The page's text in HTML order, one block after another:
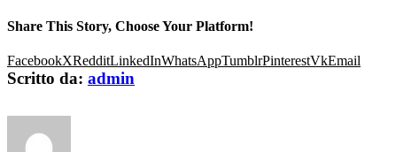
Share This Story, Choose Your Platform!
FacebookXRedditLinkedInWhatsAppTumblrPinterestVkEmail
Scritto da: admin